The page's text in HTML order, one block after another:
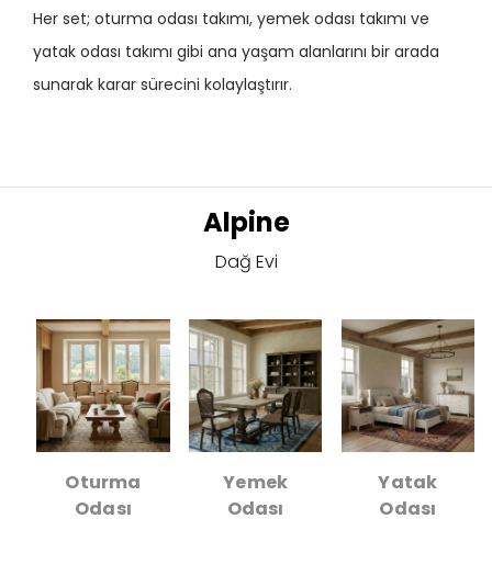
Her set; oturma odası takımı, yemek odası takımı ve
yatak odası takımı gibi ana yaşam alanlarını bir arada
sunarak karar sürecini kolaylaştırır.
Alpine
Dağ Evi
Oturma
Odası
Yemek
Odası
Yatak
Odası